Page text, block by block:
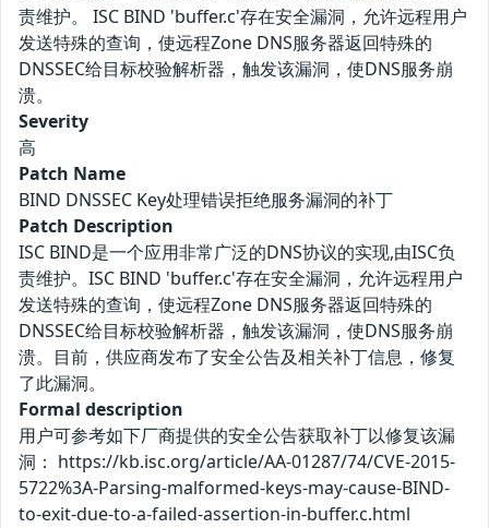
责维护。 ISC BIND 'buffer.c'存在安全漏洞，允许远程用户
发送特殊的查询，使远程Zone DNS服务器返回特殊的
DNSSEC给目标校验解析器，触发该漏洞，使DNS服务崩
溃。
Severity
高
Patch Name
BIND DNSSEC Key处理错误拒绝服务漏洞的补丁
Patch Description
ISC BIND是一个应用非常广泛的DNS协议的实现,由ISC负
责维护。ISC BIND 'buffer.c'存在安全漏洞，允许远程用户
发送特殊的查询，使远程Zone DNS服务器返回特殊的
DNSSEC给目标校验解析器，触发该漏洞，使DNS服务崩
溃。目前，供应商发布了安全公告及相关补丁信息，修复
了此漏洞。
Formal description
用户可参考如下厂商提供的安全公告获取补丁以修复该漏
洞： https://kb.isc.org/article/AA-01287/74/CVE-2015-
5722%3A-Parsing-malformed-keys-may-cause-BIND-
to-exit-due-to-a-failed-assertion-in-buffer.c.html